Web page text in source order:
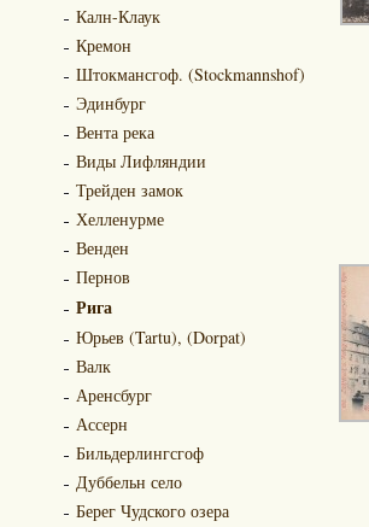
Калн-Клаук
Кремон
Штокмансгоф. (Stockmannshof)
Эдинбург
Вента река
Виды Лифляндии
Трейден замок
Хелленурме
Венден
Пернов
Рига
Юрьев (Tartu), (Dorpat)
Валк
Аренсбург
Ассерн
Бильдерлингсгоф
Дуббельн село
Берег Чудского озера